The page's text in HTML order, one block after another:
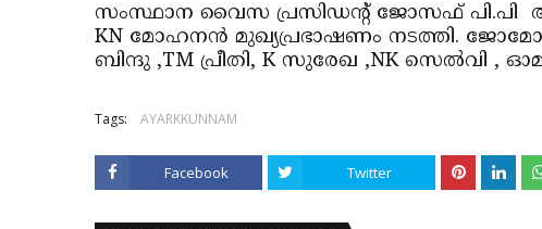
സംസ്ഥാന വൈസ പ്രസിഡന്റ് ജോസഫ് പി.പി
KN മോഹനന്‍ മുഖ്യപ്രഭാഷണം നടത്തി.
ബിന്ദു ,TM പ്രീതി, K സുരേഖ ,NK സെല്‍വി ,
Tags: AYARKKUNNAM
Facebook Twitter